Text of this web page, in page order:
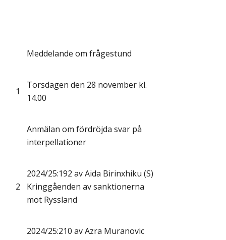
Meddelande om frågestund
1
Torsdagen den 28 november kl.
14.00
Anmälan om fördröjda svar på
interpellationer
2
2024/25:192 av Aida Birinxhiku (S)
Kringgåenden av sanktionerna
mot Ryssland
2024/25:210 av Azra Muranovic